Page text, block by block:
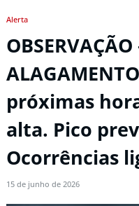
Alerta
próximas
alta. Pico
Ocorrências
15 de junho de 2026